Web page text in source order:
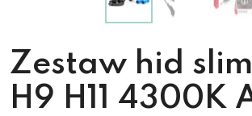
Zestaw hid
H9 H11 4300K